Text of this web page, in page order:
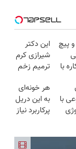
پیچ
با
⚙️
این دکتر
شیرازی کرم
ترمیم زخم
ساخت!!!
با
هر خونه‌ای
به این دریل
پرکاربرد نیاز